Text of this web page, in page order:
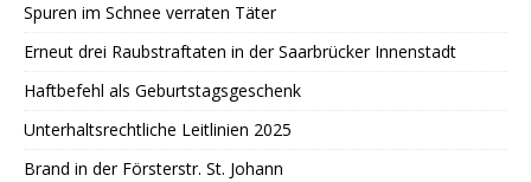
Spuren im Schnee verraten Täter
Erneut drei Raubstraftaten in der Saarbrücker Innenstadt
Haftbefehl als Geburtstagsgeschenk
Unterhaltsrechtliche Leitlinien 2025
Brand in der Försterstr. St. Johann